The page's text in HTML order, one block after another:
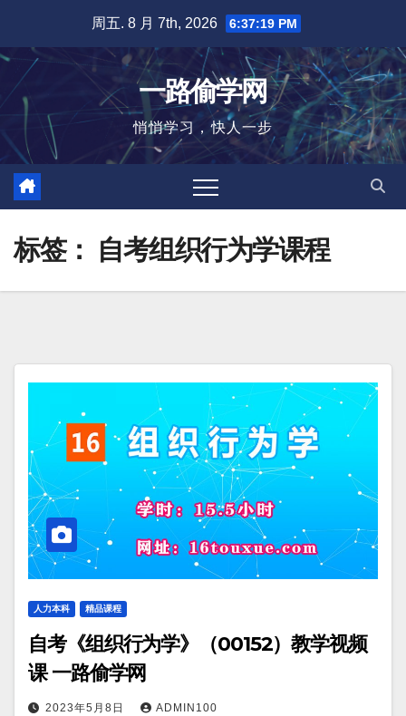
内
容
周五. 8 月 7th, 2026 6:37:19 PM
一路偷学网
悄悄学习，快人一步
标签： 自考组织行为学课程
人力本科 精品课程
自考《组织行为学》（00152）教学视频
课 一路偷学网
2023年5月8日 ADMIN100